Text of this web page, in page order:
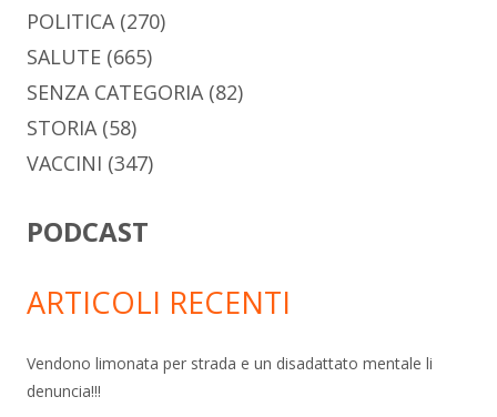
POLITICA(270)
SALUTE (665)
SENZA CATEGORIA(82)
STORIA(58)
VACCINI (347)
PODCAST
ARTICOLI RECENTI
Vendono limonata per strada e un disadattato mentale li
denuncia!!!